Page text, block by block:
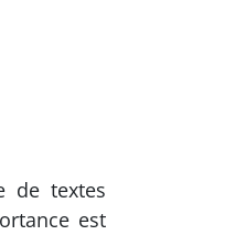
de textes
est